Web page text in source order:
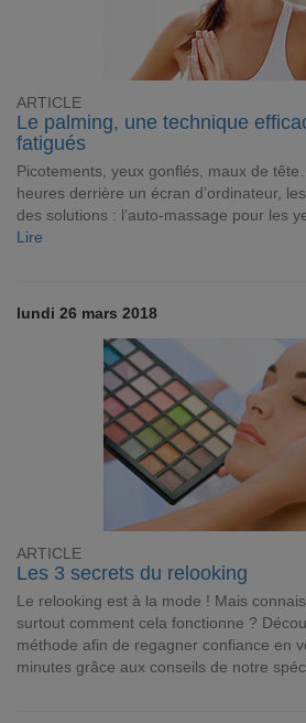
ARTICLE
Le palming, une technique
fatigués
Picotements, yeux gonflés, maux de
heures derrière un écran d’ordinateur,
des solutions : l’auto-massage pour les
Lire
lundi 26 mars 2018
ARTICLE
Les 3 secrets du relooking
Le relooking est à la mode ! Mais
surtout comment cela fonctionne ?
méthode afin de regagner confiance en
minutes grâce aux conseils de notre